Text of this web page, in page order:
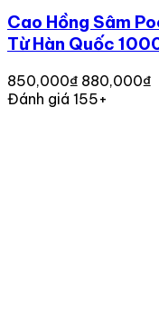
Cao Hồng Sâm
Từ Hàn Quốc
850,000₫ 880,000₫
Đánh giá 155+